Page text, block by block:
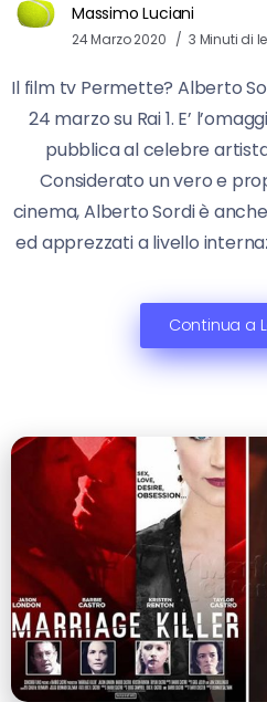
Massimo Luciani
24 Marzo 2020 3 Minuti di
Il film tv Permette? Alberto
24 marzo su Rai 1. E’
pubblica al celebre artista
Considerato un vero e
cinema, Alberto Sordi è
ed apprezzati a livello
Continua a